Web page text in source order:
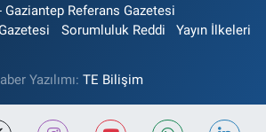
Referans Gazetesi
Sorumluluk Reddi Yayın İlkeleri
Yazılımı: TE Bilişim